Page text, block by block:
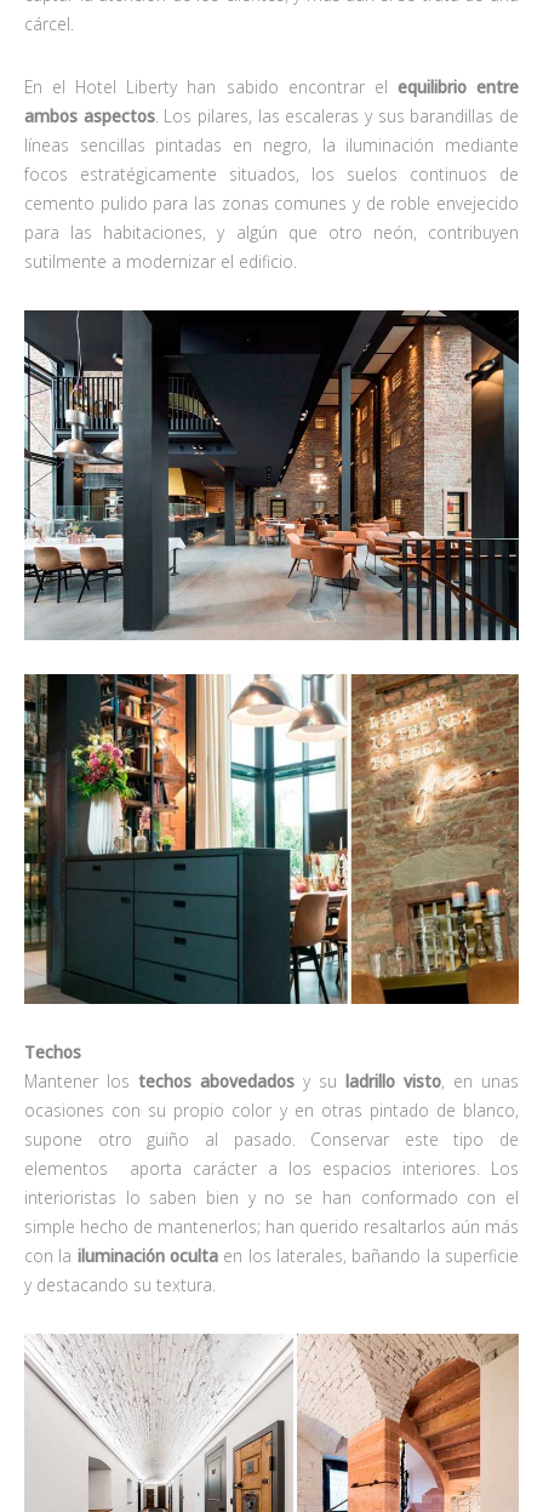
cárcel.
En el Hotel Liberty han sabido encontrar el equilibrio entre
ambos aspectos. Los pilares, las escaleras y sus barandillas de
líneas sencillas pintadas en negro, la iluminación mediante
focos estratégicamente situados, los suelos continuos de
cemento pulido para las zonas comunes y de roble envejecido
para las habitaciones, y algún que otro neón, contribuyen
sutilmente a modernizar el edificio.
Techos
Mantener los techos abovedados y su ladrillo visto, en unas
ocasiones con su propio color y en otras pintado de blanco,
supone otro guiño al pasado. Conservar este tipo de
elementos aporta carácter a los espacios interiores. Los
interioristas lo saben bien y no se han conformado con el
simple hecho de mantenerlos; han querido resaltarlos aún más
con la iluminación oculta en los laterales, bañando la superficie
y destacando su textura.